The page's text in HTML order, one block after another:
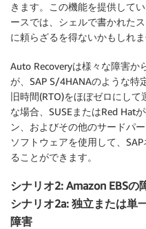
きます。この機能を提供して
ースでは、シェルで書かれた
に頼らざるを得ないかもしれま
Auto Recoveryは様々な障害か
が、SAP S/4HANAのような特
旧時間(RTO)をほぼゼロにし
な場合、SUSEまたはRed Hat
ン、およびその他のサードパ
ソフトウェアを使用して、
ることができます。
シナリオ2: Amazon EBSの
シナリオ2a: 独立または単
障害